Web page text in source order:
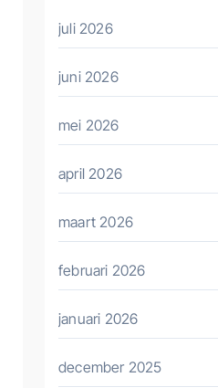
juli 2026
juni 2026
mei 2026
april 2026
maart 2026
februari 2026
januari 2026
december 2025